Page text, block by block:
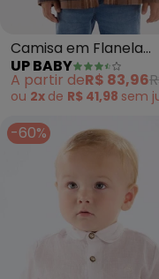
Camisa em Flanela
Xadrez (Marrom)
UP BABY
A partir deR$ 83,96
ou 2x de R$ 41,98 sem
-60%